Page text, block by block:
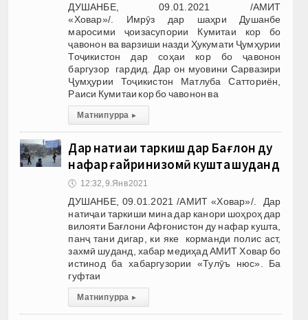
ДУШАНБЕ, 09.01.2021 /АМИТ
«Ховар»/. Имрӯз дар шаҳри Душанбе
маросими ҷоизасупории Кумитаи кор бо
ҷавонон ва варзиши назди Ҳукумати Ҷумҳурии
Тоҷикистон дар соҳаи кор бо ҷавонон
баргузор гардид. Дар он муовини Сарвазири
Ҷумҳурии Тоҷикистон Матлуба Сатториён,
Раиси Кумитаи кор бо чавонон ва
Матни пурра ▸
Дар натиҷаи таркиш дар Бағлон ду
нафар ғайринизомӣ кушта шуданд
🕔 12:32, 9.Янв 2021
ДУШАНБЕ, 09.01.2021 /АМИТ «Ховар»/. Дар
натиҷаи таркиши мина дар канори шоҳроҳ дар
вилояти Бағлони Афғонистон ду нафар кушта,
панҷ тани дигар, ки яке корманди полис аст,
захмӣ шуданд, хабар медиҳад АМИТ Ховар бо
истинод ба хабаргузории «Тулӯъ нюс». Ба
гуфтаи
Матни пурра ▸